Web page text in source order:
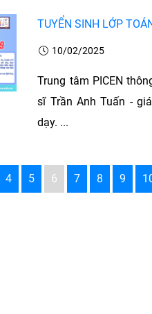
TUYỂN SINH LỚP
10/02/2025
Trung tâm PICEN
sĩ Trần Anh Tuấn -
dạy. ...
4 5 6 7 8 9